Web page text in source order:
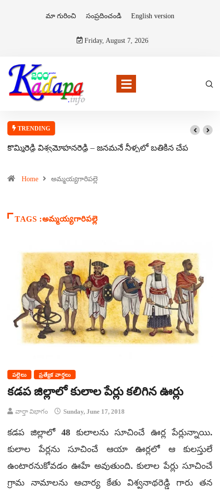
మా గురించి సంప్రదించండి English version
Friday, August 7, 2026
TRENDING
కొమ్మిరెడ్డి విశ్వమోహనరెడ్డి – జనమనే నీళ్ళలో బతికిన చేప
Home అమ్మయ్యగారిపల్లె
TAGS :అమ్మయ్యగారిపల్లె
పల్లెలు ప్రత్యేక వార్తలు
కడప జిల్లాలో కులాల పేర్లు కలిగిన ఊర్లు
వార్తా విభాగం Sunday, June 17, 2018
కడప జిల్లాలో 48 కులాలను సూచించే ఊర్ల పేర్లున్నాయి.
కులాల పేర్లను సూచించే ఆయా ఊర్లలో ఆ కులస్తులే
ఉంటారనుకోవడం ఊహే అవుతుంది. కులాల పేర్లు సూచించే
గ్రామ నామాలను ఆచార్య కేతు విశ్వనాథరెడ్డి గారు తన